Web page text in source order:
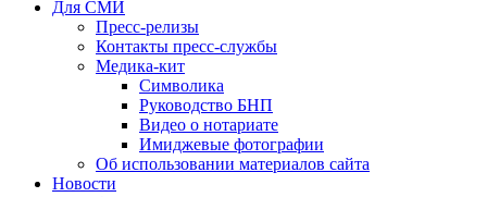
Для СМИ
Пресс-релизы
Контакты пресс-службы
Медика-кит
Символика
Руководство БНП
Видео о нотариате
Имиджевые фотографии
Об использовании материалов сайта
Новости